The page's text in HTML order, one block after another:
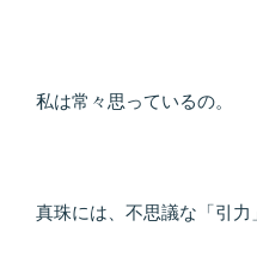
私は常々思っているの。
真珠には、不思議な「引力